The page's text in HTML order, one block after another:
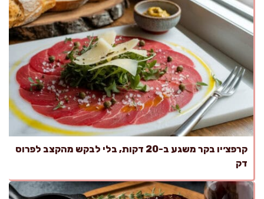
קרפצ׳יו בקר משגע ב-20 דקות, בלי לבקש מהקצב לפרוס
דק